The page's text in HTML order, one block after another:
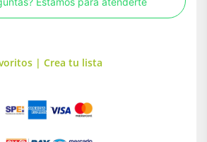
| Crea tu lista